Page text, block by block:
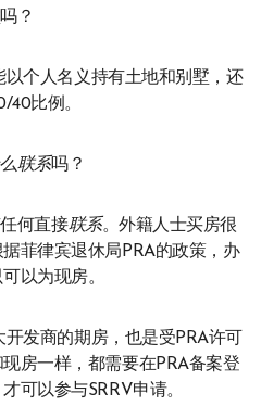
？
个人名义持有土地和别墅，还
40比例。
联系吗？
何直接联系。外籍人士买房很
菲律宾退休局PRA的政策，办
以为现房。
发商的期房，也是受PRA许可
房一样，都需要在PRA备案登
可以参与SRRV申请。